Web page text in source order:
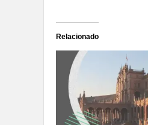
Relacionado